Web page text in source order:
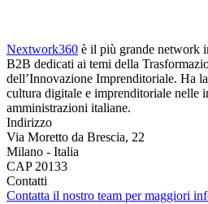
Nextwork360 è il più grande network
B2B dedicati ai temi della
dell’Innovazione Imprenditoriale. Ha
cultura digitale e imprenditoriale nelle
amministrazioni italiane.
Indirizzo
Via Moretto da Brescia, 22
Milano - Italia
CAP 20133
Contatti
Contatta il nostro team per maggiori